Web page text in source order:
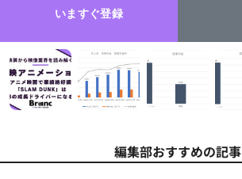
いますぐ登録
編集部おすすめの記事